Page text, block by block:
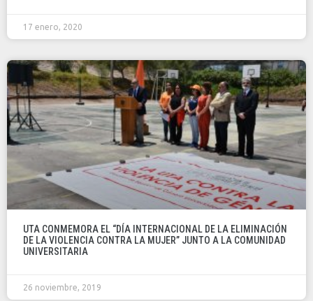
17 enero, 2020
UTA CONMEMORA EL “DÍA INTERNACIONAL DE LA ELIMINACIÓN
DE LA VIOLENCIA CONTRA LA MUJER” JUNTO A LA COMUNIDAD
UNIVERSITARIA
26 noviembre, 2019